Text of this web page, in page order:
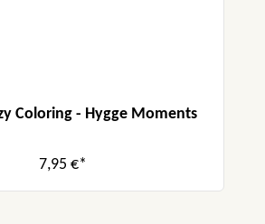
Coloring - Hygge Moments
7,95 €*